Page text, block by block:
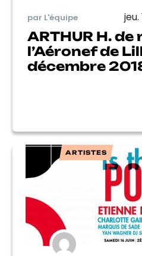
par L'équipe jeu.
ARTHUR H.
l’Aéronef de
décembre
ARTISTES